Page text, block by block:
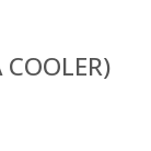
COOLER)